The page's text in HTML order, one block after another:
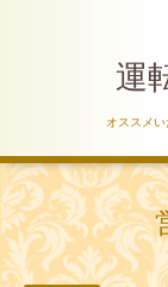
運
オススメ